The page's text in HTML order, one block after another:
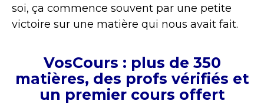
soi, ça commence souvent par une petite
victoire sur une matière qui nous avait fait.
VosCours : plus de 350
matières, des profs vérifiés et
un premier cours offert